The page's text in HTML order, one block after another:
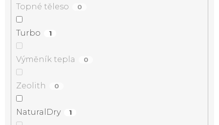
Topné těleso 0
Turbo 1
Výměník tepla 0
Zeolith 0
NaturalDry 1